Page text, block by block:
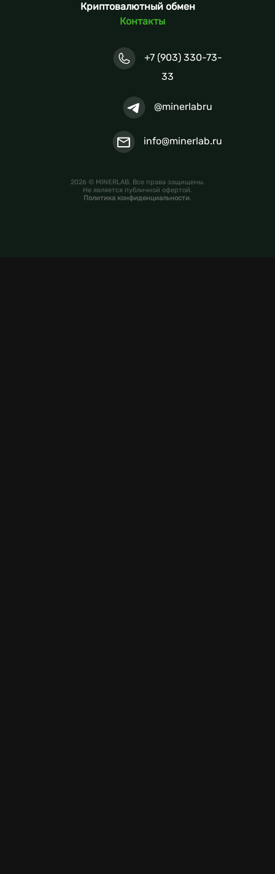
Криптовалютный обмен
Контакты
+7 (903) 330-73-
33
@minerlabru
info@minerlab.ru
2026 © MINERLAB. Все права защищены.
Не является публичной офертой.
Политика конфиденциальности.